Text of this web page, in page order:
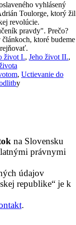
vyhlásený
Toulorge, ktorý žil
revolúcie.
pravdy". Prečo?
ktoré budeme
život I., Jeho život II.,
, Uctievanie do
y
na Slovensku
právnymi
údajov
republike“ je k
.